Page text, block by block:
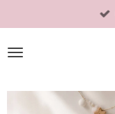
au
contenu